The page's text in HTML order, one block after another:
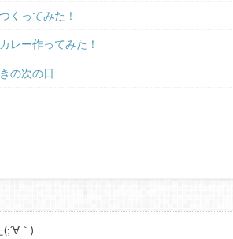
くってみた！
レー作ってみた！
の次の日
｀)